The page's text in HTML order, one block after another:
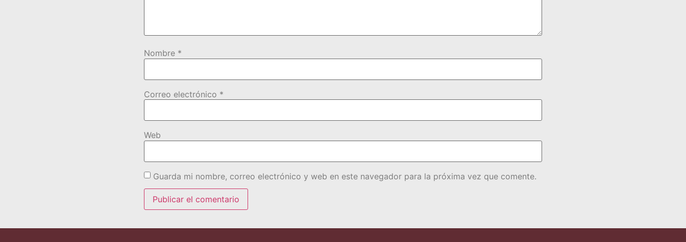
Nombre *
Correo electrónico *
Web
Guarda mi nombre, correo electrónico y web en este navegador para la próxima vez que comente.